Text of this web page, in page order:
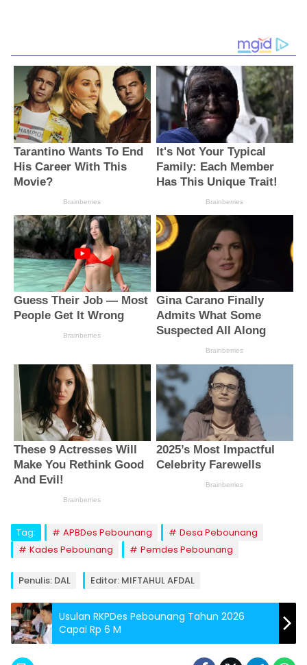
Tag: APBDes Pebounang
Desa Pebounang
Kades Pebounang
Pemdes Pebounang
Penulis: DAL Editor: MIFTAHUL AFDAL
Usulan RKPDes Pebounang Tahun 2026
Capai Rp 6 M